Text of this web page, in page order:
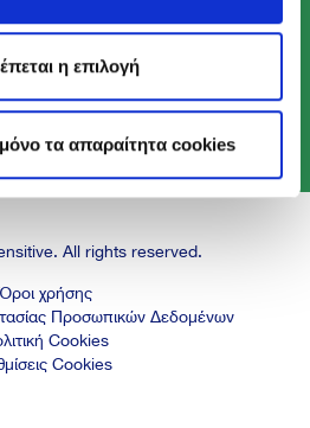
η επιλογή
τα απαραίτητα cookies
περισσότερα
All rights reserved.
χρήσης
Προσωπικών Δεδομένων
Cookies
Cookies